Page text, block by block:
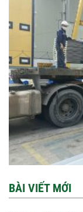
BÀI VIẾT MỚI